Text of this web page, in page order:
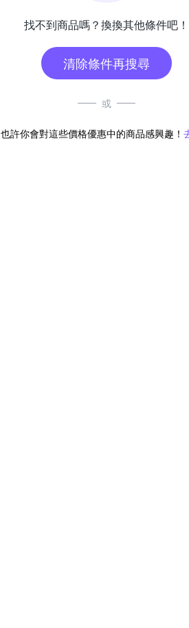
找不到商品嗎？換換其他條件吧！
清除條件再搜尋
或
也許你會對這些價格優惠中的商品感興趣！